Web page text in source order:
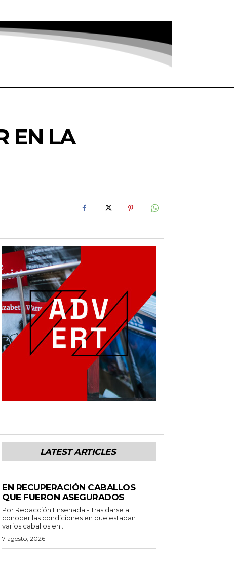
EN LA
LATEST ARTICLES
EN RECUPERACIÓN CABALLOS
QUE FUERON ASEGURADOS
Por Redacción Ensenada.- Tras darse a
conocer las condiciones en que estaban
varios caballos en...
7 agosto, 2026